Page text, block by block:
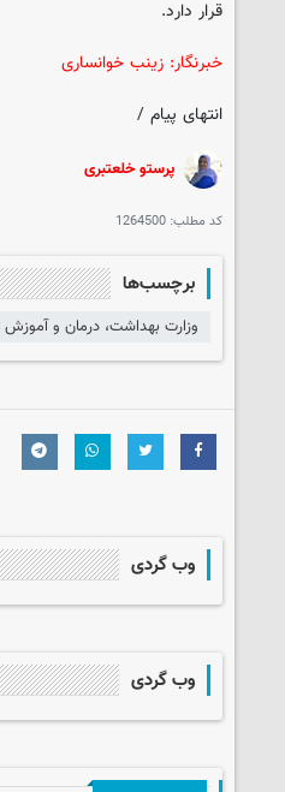
قرار دارد.
خبرنگار: زینب خوانساری
انتهای پیام /
پرستو خلعتبری
کد مطلب: 1264500
برچسب‌ها
وزارت بهداشت، درمان و
وب گردی
وب گردی